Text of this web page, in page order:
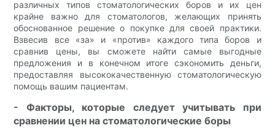
различных типов стоматологических боров и их цен
крайне важно для стоматологов, желающих принять
обоснованное решение о покупке для своей практики.
Взвесив все «за» и «против» каждого типа боров и
сравнив цены, вы сможете найти самые выгодные
предложения и в конечном итоге сэкономить деньги,
предоставляя высококачественную стоматологическую
помощь вашим пациентам.
- Факторы, которые следует учитывать при
сравнении цен на стоматологические боры